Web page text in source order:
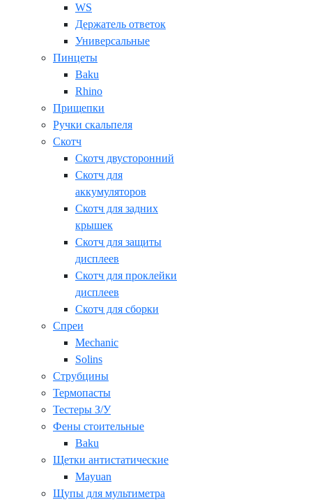
WS
Держатель ответок
Универсальные
Пинцеты
Baku
Rhino
Прищепки
Ручки скальпеля
Скотч
Скотч двусторонний
Скотч для
аккумуляторов
Скотч для задних
крышек
Скотч для защиты
дисплеев
Скотч для проклейки
дисплеев
Скотч для сборки
Спреи
Mechanic
Solins
Струбцины
Термопасты
Тестеры З/У
Фены стоительные
Baku
Щетки антистатические
Mayuan
Щупы для мультиметра